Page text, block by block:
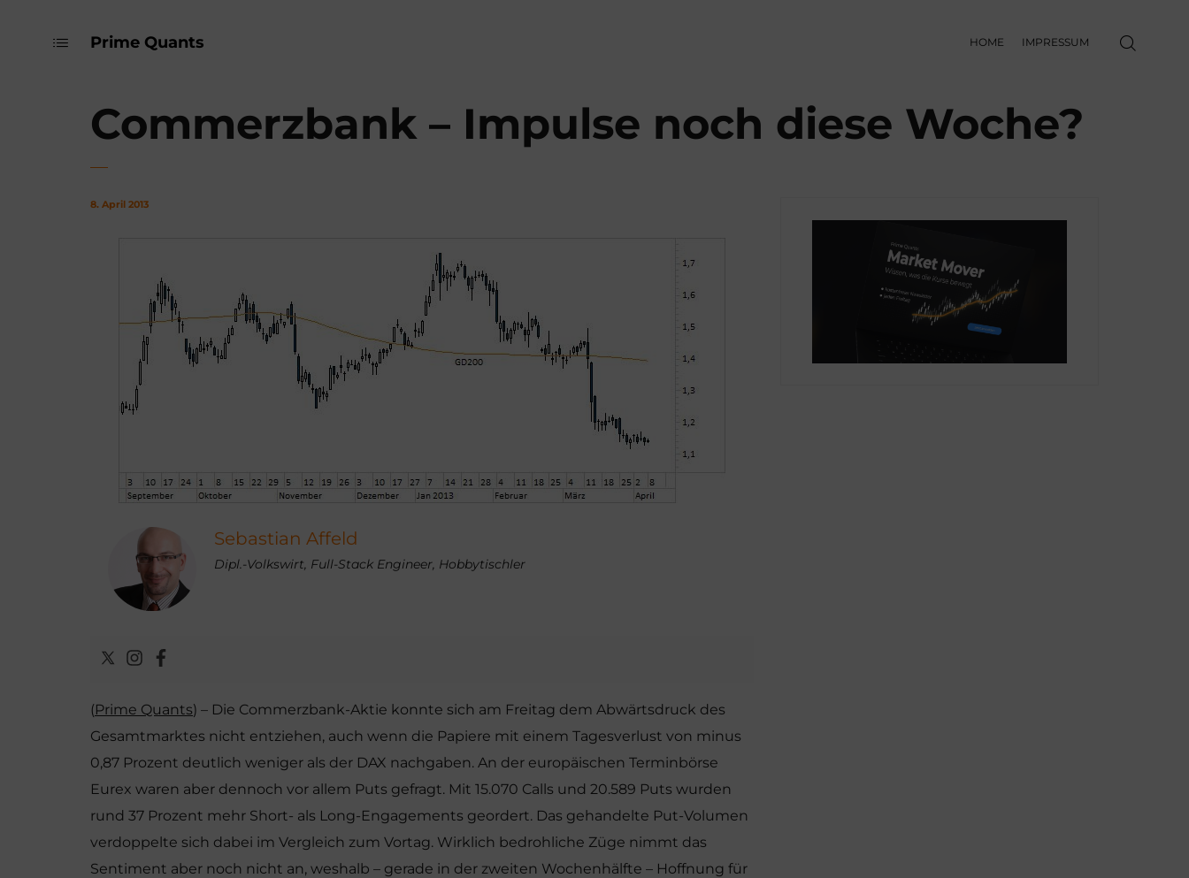
Prime Quants HOME IMPRESSUM
Commerzbank – Impulse noch diese Woche?
8. April 2013
Sebastian Affeld
Dipl.-Volkswirt, Full-Stack Engineer, Hobbytischler
(Prime Quants) – Die Commerzbank-Aktie konnte sich am Freitag dem Abwärtsdruck des
Gesamtmarktes nicht entziehen, auch wenn die Papiere mit einem Tagesverlust von minus
0,87 Prozent deutlich weniger als der DAX nachgaben. An der europäischen Terminbörse
Eurex waren aber dennoch vor allem Puts gefragt. Mit 15.070 Calls und 20.589 Puts wurden
rund 37 Prozent mehr Short- als Long-Engagements geordert. Das gehandelte Put-Volumen
verdoppelte sich dabei im Vergleich zum Vortag. Wirklich bedrohliche Züge nimmt das
Sentiment aber noch nicht an, weshalb – gerade in der zweiten Wochenhälfte – Hoffnung für